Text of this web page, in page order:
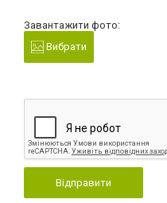
Завантажити фото:
Вибрати
Відправити